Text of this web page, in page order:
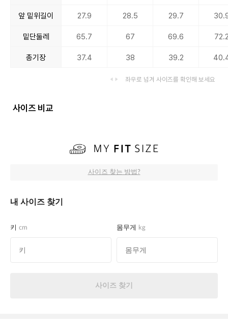
앞 밑위길이 27.9 28.5 29.7
밑단둘레 65.7 67 69.6
총기장 37.4 38 39.2
좌우로 넘겨 사이즈를 확인해 보세요
사이즈 비교